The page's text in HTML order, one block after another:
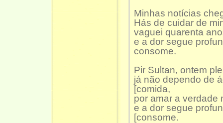
Minhas notícias
Hás de cuidar de
vaguei quarenta
e a dor segue
consome.
Pir Sultan, ontem
já não dependo de
[comida,
por amar a verdade
e a dor segue
[consome.